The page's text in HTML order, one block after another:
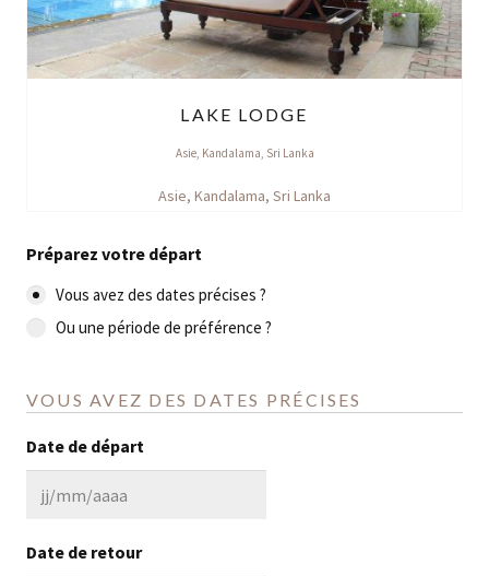
LAKE LODGE
Asie, Kandalama, Sri Lanka
Asie, Kandalama, Sri Lanka
Préparez votre départ
Vous avez des dates précises ?
Ou une période de préférence ?
VOUS AVEZ DES DATES PRÉCISES
Date de départ
JJ
Date de retour